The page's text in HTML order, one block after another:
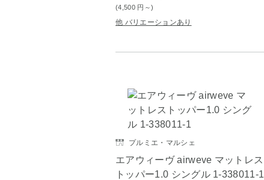
(4,500 円 ～)
他 バリエーションあり
プルミエ・マルシェ
エアウィーヴ airweve マットレス
トッパー1.0 シングル 1-338011-1